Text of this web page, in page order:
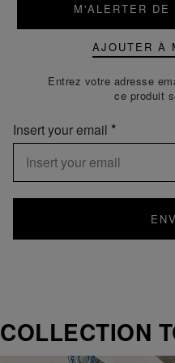
M'ALERTER
AJOUTER À
Entrez votre adresse
ce produit
Insert your email
COLLECTION